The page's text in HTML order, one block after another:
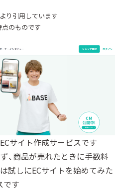
より引用しています
のものです
サイト作成サービスです
、商品が売れたときに手数料
試しにECサイトを始めてみた
です